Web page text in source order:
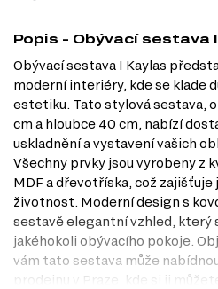
Popis - Obývací sestava
Obývací sestava I Kaylas
moderní interiéry, kde se klade
estetiku. Tato stylová sestava,
cm a hloubce 40 cm, nabízí
uskladnění a vystavení vašich
Všechny prvky jsou vyrobeny z
MDF a dřevotříska, což
životnost. Moderní design s
sestavě elegantní vzhled, který
jakéhokoli obývacího pokoje.
vám tato sestava může
prodejnu v Praze, kde si ji